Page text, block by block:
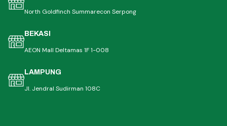
North Goldfinch Summarecon Serpong
BEKASI
AEON Mall Deltamas 1F 1-008
LAMPUNG
Jl. Jendral Sudirman 108C